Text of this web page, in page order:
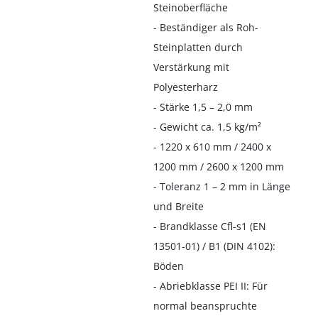
Steinoberfläche
- Beständiger als Roh-
Steinplatten durch
Verstärkung mit
Polyesterharz
- Stärke 1,5 – 2,0 mm
- Gewicht ca. 1,5 kg/m²
- 1220 x 610 mm / 2400 x
1200 mm / 2600 x 1200 mm
- Toleranz 1 – 2 mm in Länge
und Breite
- Brandklasse Cfl-s1 (EN
13501-01) / B1 (DIN 4102):
Böden
- Abriebklasse PEI II: Für
normal beanspruchte